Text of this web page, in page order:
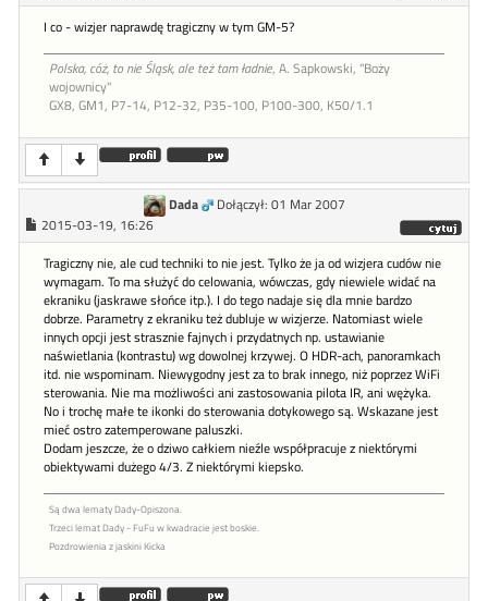
I co - wizjer naprawdę tragiczny w tym GM-5?
Polska, cóż, to nie Śląsk, ale też tam ładnie, A. Sapkowski, "Boży
wojownicy"
GX8, GM1, P7-14, P12-32, P35-100, P100-300, K50/1.1
Dada
Dołączył: 01 Mar 2007
2015-03-19, 16:26
Tragiczny nie, ale cud techniki to nie jest. Tylko że ja od wizjera cudów nie
wymagam. To ma służyć do celowania, wówczas, gdy niewiele widać na
ekraniku (jaskrawe słońce itp.). I do tego nadaje się dla mnie bardzo
dobrze. Parametry z ekraniku też dubluje w wizjerze. Natomiast wiele
innych opcji jest strasznie fajnych i przydatnych np. ustawianie
naświetlania (kontrastu) wg dowolnej krzywej. O HDR-ach, panoramkach
itd. nie wspominam. Niewygodny jest za to brak innego, niż poprzez WiFi
sterowania. Nie ma możliwości ani zastosowania pilota IR, ani wężyka.
No i trochę małe te ikonki do sterowania dotykowego są. Wskazane jest
mieć ostro zatemperowane paluszki.
Dodam jeszcze, że o dziwo całkiem nieźle współpracuje z niektórymi
obiektywami dużego 4/3. Z niektórymi kiepsko.
Są dwa lematy Dady-Opiszona.
Trzeci lemat Dady - FuFu w kwadracie jest boskie.
Pozdrowienia z jaskini Kicka